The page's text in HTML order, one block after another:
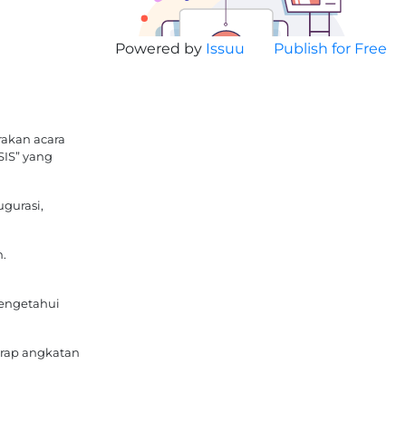
acara
yang
angkatan
Powered by Issuu Publish for Free